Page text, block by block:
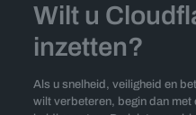
Wilt u
inzetten?
Als u snelheid, veiligheid en
wilt verbeteren, begin dan met